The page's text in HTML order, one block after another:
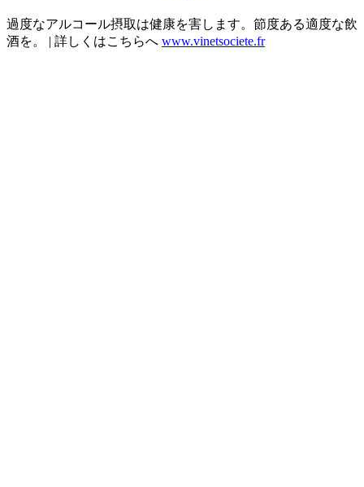
過度なアルコール摂取は健康を害します。節度ある適度な飲
酒を。 | 詳しくはこちらへ www.vinetsociete.fr